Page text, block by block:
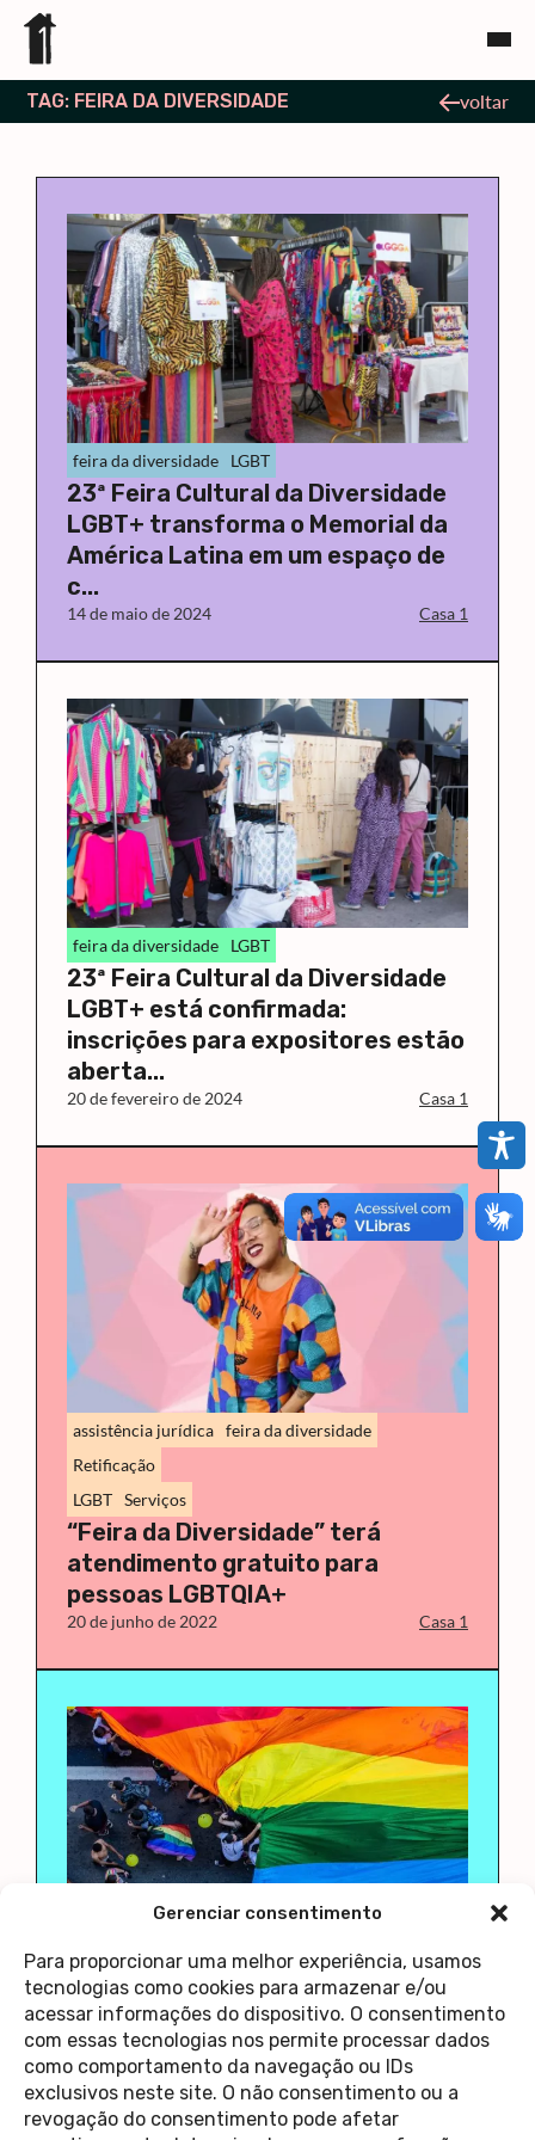
Gerenciar consentimento
Para proporcionar uma melhor experiência, usamos
tecnologias como cookies para armazenar e/ou
acessar informações do dispositivo. O consentimento
com essas tecnologias nos permite processar dados
como comportamento da navegação ou IDs
exclusivos neste site. O não consentimento ou a
revogação do consentimento pode afetar
TAG: FEIRA DA DIVERSIDADE voltar
feira da diversidade LGBT
23ª Feira Cultural da Diversidade
LGBT+ transforma o Memorial da
América Latina em um espaço de
c...
14 de maio de 2024 Casa 1
feira da diversidade LGBT
23ª Feira Cultural da Diversidade
LGBT+ está confirmada:
inscrições para expositores estão
aberta...
20 de fevereiro de 2024 Casa 1
assistência jurídica feira da diversidade
Retificação
LGBT Serviços
“Feira da Diversidade” terá
atendimento gratuito para
pessoas LGBTQIA+
20 de junho de 2022 Casa 1
feira da diversidade parada do orgulho LGBT
Pabllo, Ludmilla, Liniker e mais.
Confira as atrações da Parada
14 de junho de 2022 Casa 1
Contato